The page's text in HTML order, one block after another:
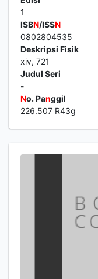
1
ISBN/ISSN
0802804535
Deskripsi Fisik
xiv, 721
Judul Seri
-
No. Panggil
226.507 R43g